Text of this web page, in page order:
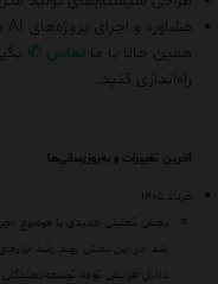
مشاوره و اجرای پروژه‌های AI در مقیاس سازمانی
همین حالا با ما تماس ✆
راه‌اندازی کنید.
آخرین تغییرات و به‌روزرسانی‌ها
خرداد ۱۴۰۵
دلایل افزایش توجه